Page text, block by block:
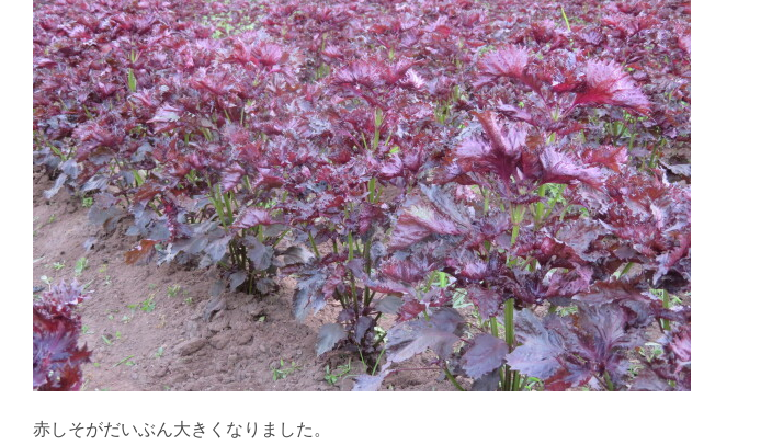
赤しそがだいぶん大きくなりました。